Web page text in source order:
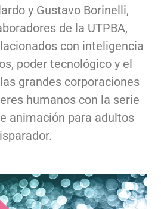
y Gustavo Borinelli,
de la UTPBA,
con inteligencia
poder tecnológico y el
grandes corporaciones
humanos con la serie
animación para adultos